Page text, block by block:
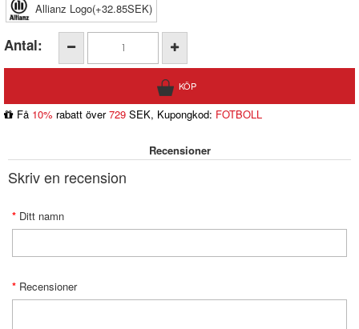
Allianz Logo(+32.85SEK)
Antal:
Få 10% rabatt över729 SEK, Kupongkod: FOTBOLL
Recensioner
Skriv en recension
Ditt namn
Recensioner